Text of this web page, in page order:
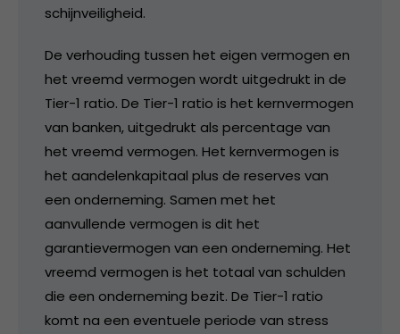
schijnveiligheid.
De verhouding tussen het eigen vermogen en
het vreemd vermogen wordt uitgedrukt in de
Tier-1 ratio. De Tier-1 ratio is het kernvermogen
van banken, uitgedrukt als percentage van
het vreemd vermogen. Het kernvermogen is
het aandelenkapitaal plus de reserves van
een onderneming. Samen met het
aanvullende vermogen is dit het
garantievermogen van een onderneming. Het
vreemd vermogen is het totaal van schulden
die een onderneming bezit. De Tier-1 ratio
komt na een eventuele periode van stress